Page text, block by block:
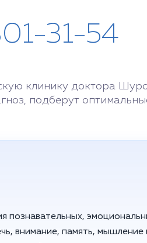
31-54
клинику доктора
подберут
познавательных,
внимание, память, мышление